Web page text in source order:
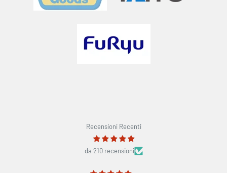
Recensioni Recenti
da 210 recensioni